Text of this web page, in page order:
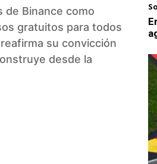
de Binance como
gratuitos para todos
su convicción
desde la